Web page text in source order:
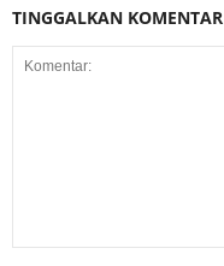
TINGGALKAN KOMENTAR